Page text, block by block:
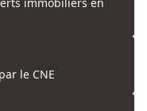
le CNE